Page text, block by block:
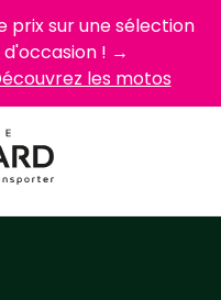
prix sur une sélection
! →
les motos